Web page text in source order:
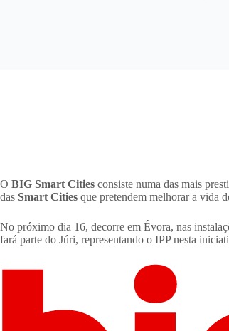
O BIG Smart Cities consiste numa das mais
das Smart Cities que pretendem melhorar a vida
No próximo dia 16, decorre em Évora, nas
fará parte do Júri, representando o IPP nesta